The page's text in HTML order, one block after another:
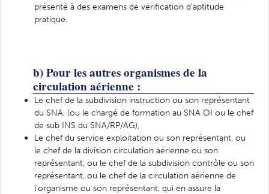
présenté à des examens de vérification d’aptitude
pratique.
b) Pour les autres organismes de la
circulation aérienne :
Le chef de la subdivision instruction ou son représentant
du SNA, (ou le chargé de formation au SNA OI ou le chef
de sub INS du SNA/RP/AG),
Le chef du service exploitation ou son représentant, ou
le chef de la division circulation aérienne ou son
représentant, ou le chef de la subdivision contrôle ou son
représentant, ou le chef de la circulation aérienne de
l’organisme ou son représentant, qui en assure la